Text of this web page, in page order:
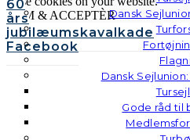
Dansk
Dansk
Gode råd til
60
års
jubilæumskavalkade
Facebook
GEM & ACCEPTÈR